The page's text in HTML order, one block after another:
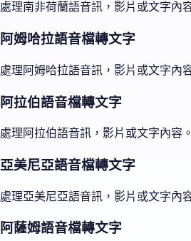
處理南非荷蘭語音訊，影片或文字內
阿姆哈拉語音檔轉文字
處理阿姆哈拉語音訊，影片或文字內
阿拉伯語音檔轉文字
處理阿拉伯語音訊，影片或文字內容。
亞美尼亞語音檔轉文字
處理亞美尼亞語音訊，影片或文字內
阿薩姆語音檔轉文字